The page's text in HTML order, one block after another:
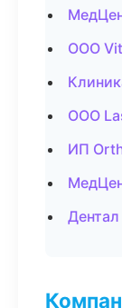
ООО
ООО
ИП